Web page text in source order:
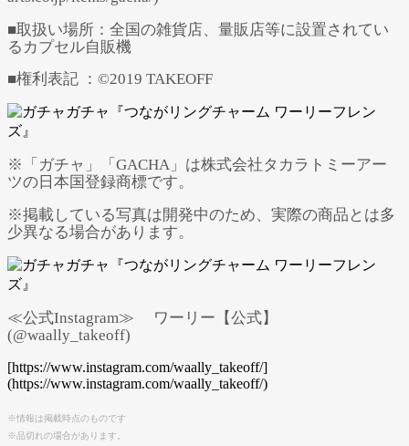
■取扱い場所：全国の雑貨店、量販店等に設置されてい
るカプセル自販機
■権利表記 ：©2019 TAKEOFF
※「ガチャ」「GACHA」は株式会社タカラトミーアー
ツの日本国登録商標です。
※掲載している写真は開発中のため、実際の商品とは多
少異なる場合があります。
≪公式Instagram≫ ワーリー【公式】
(@waally_takeoff)
[https://www.instagram.com/waally_takeoff/]
(https://www.instagram.com/waally_takeoff/)
※情報は掲載時点のものです
※品切れの場合があります。